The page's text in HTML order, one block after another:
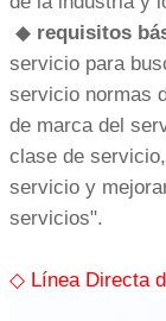
◆ requisitos
servicio para
servicio normas
de marca del
clase de
servicio y
servicios".
◇ Línea Directa